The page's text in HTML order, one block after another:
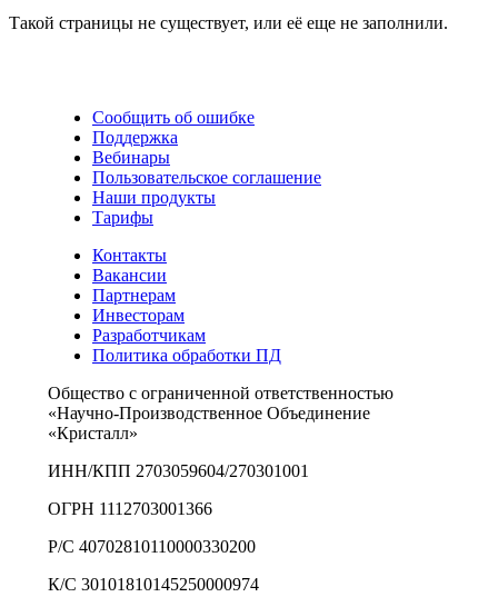
Такой страницы не существует, или её еще не заполнили.
Сообщить об ошибке
Поддержка
Вебинары
Пользовательское соглашение
Наши продукты
Тарифы
Контакты
Вакансии
Партнерам
Инвесторам
Разработчикам
Политика обработки ПД
Общество с ограниченной ответственностью
«Научно-Производственное Объединение
«Кристалл»
ИНН/КПП 2703059604/270301001
ОГРН 1112703001366
Р/С 40702810110000330200
К/С 30101810145250000974